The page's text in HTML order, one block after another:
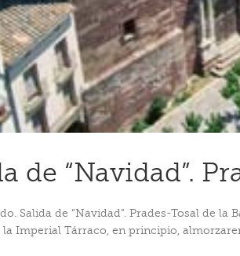
de “Navidad”.
Salida de “Navidad”. Prades-Tosal de
la Imperial Tárraco, en principio,